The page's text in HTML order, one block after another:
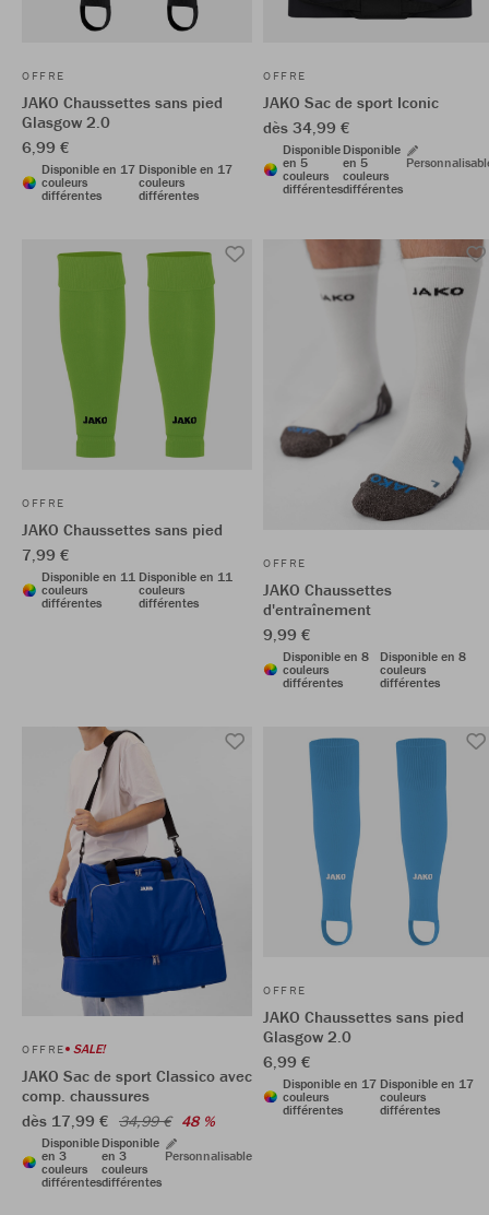
OFFRE
JAKO Chaussettes sans pied
Glasgow 2.0
6,99 €
Disponible en 17
couleurs
différentes
Disponible en 17
couleurs
différentes
OFFRE
JAKO Sac de sport Iconic
dès 34,99 €
Disponible
en 5
couleurs
différentes
Disponible
en 5
couleurs
différentes
OFFRE
JAKO Chaussettes sans pied
7,99 €
Disponible en 11
couleurs
différentes
Disponible en 11
couleurs
différentes
OFFRE
JAKO Chaussettes
d'entraînement
9,99 €
Disponible en 8
couleurs
différentes
Disponible en 8
couleurs
différentes
OFFRE SALE!
JAKO Sac de sport Classico avec
comp. chaussures
dès 17,99 € 34,99 € 48 %
Disponible
en 3
couleurs
différentes
Disponible
en 3
couleurs
différentes
Personnalisable
OFFRE
JAKO Chaussettes sans pied
Glasgow 2.0
6,99 €
Disponible en 17
couleurs
différentes
Disponible en 17
couleurs
différentes